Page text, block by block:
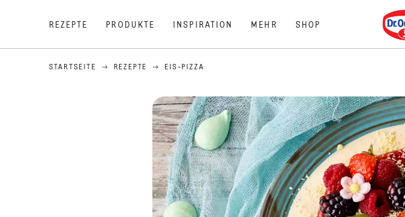
REZEPTE PRODUKTE INSPIRATION MEHR SHOP
STARTSEITE REZEPTE EIS-PIZZA